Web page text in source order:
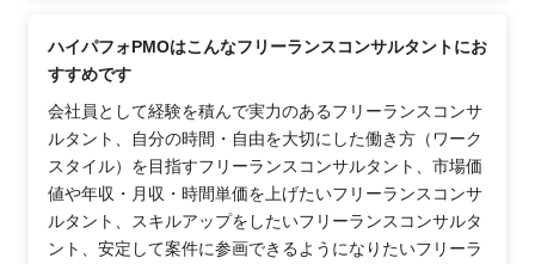
ハイパフォPMOはこんなフリーランスコンサルタントにお
すすめです
会社員として経験を積んで実力のあるフリーランスコンサ
ルタント、自分の時間・自由を大切にした働き方（ワーク
スタイル）を目指すフリーランスコンサルタント、市場価
値や年収・月収・時間単価を上げたいフリーランスコンサ
ルタント、スキルアップをしたいフリーランスコンサルタ
ント、安定して案件に参画できるようになりたいフリーラ